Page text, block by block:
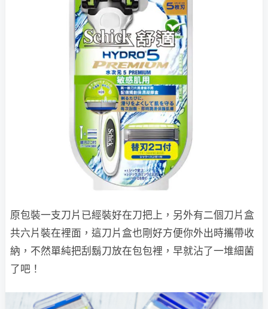
原包裝一支刀片已經裝好在刀把上，另外有二個刀片盒
共六片裝在裡面，這刀片盒也剛好方便你外出時攜帶收
納，不然單純把刮鬍刀放在包包裡，早就沾了一堆細菌
了吧！